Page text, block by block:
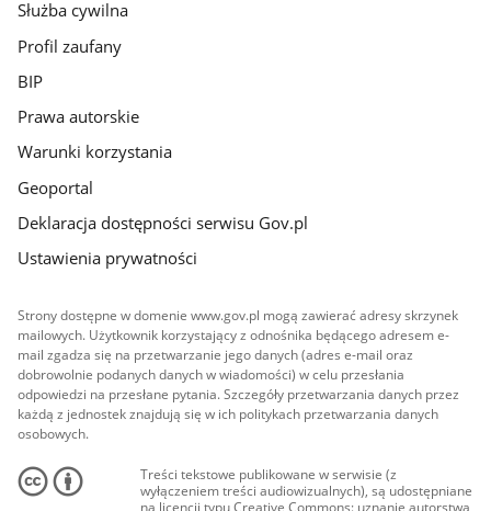
Służba cywilna
Profil zaufany
BIP
Prawa autorskie
Warunki korzystania
Geoportal
Deklaracja dostępności serwisu Gov.pl
Ustawienia prywatności
Strony dostępne w domenie www.gov.pl mogą zawierać adresy skrzynek
mailowych. Użytkownik korzystający z odnośnika będącego adresem e-
mail zgadza się na przetwarzanie jego danych (adres e-mail oraz
dobrowolnie podanych danych w wiadomości) w celu przesłania
odpowiedzi na przesłane pytania. Szczegóły przetwarzania danych przez
każdą z jednostek znajdują się w ich politykach przetwarzania danych
osobowych.
Treści tekstowe publikowane w serwisie (z
wyłączeniem treści audiowizualnych), są udostępniane